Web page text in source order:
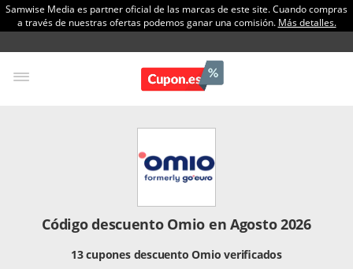
Samwise Media es partner oficial de las marcas de este site. Cuando compras
a través de nuestras ofertas podemos ganar una comisión. Más detalles.
Código descuento Omio en Agosto 2026
13 cupones descuento Omio verificados